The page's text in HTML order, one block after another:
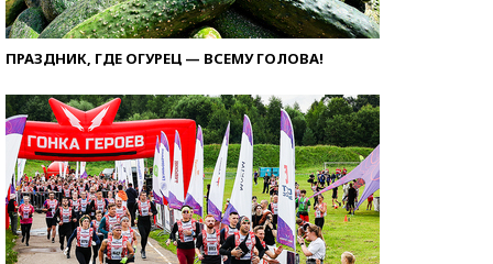
ПРАЗДНИК, ГДЕ ОГУРЕЦ — ВСЕМУ ГОЛОВА!